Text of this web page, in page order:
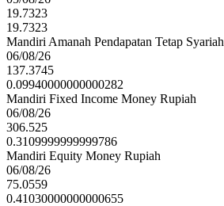
19.7323
19.7323
Mandiri Amanah Pendapatan Tetap Syariah
06/08/26
137.3745
0.09940000000000282
Mandiri Fixed Income Money Rupiah
06/08/26
306.525
0.3109999999999786
Mandiri Equity Money Rupiah
06/08/26
75.0559
0.41030000000000655